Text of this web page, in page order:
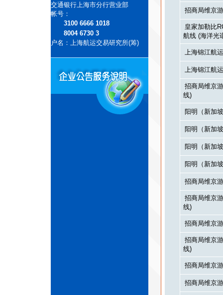
交通银行上海市分行营业部
帐号：
3100 6666 1018
8004 6730 3
户名：上海航运交易研究所(筹)
招商局维京
皇家加勒比
航线 (海洋光
上海锦江航
上海锦江航
招商局维京
线)
阳明（新加
阳明（新加
阳明（新加
阳明（新加
招商局维京
招商局维京
线)
招商局维京
招商局维京
线)
招商局维京
招商局维京